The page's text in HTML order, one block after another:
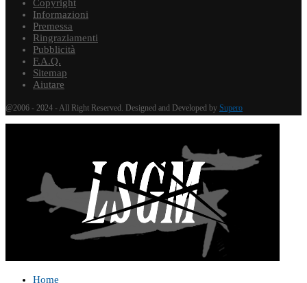
Copyright
Informazioni
Premessa
Ringraziamenti
Pubblicità
F.A.Q.
Sitemap
Aiutare
@2006 - 2024 - All Right Reserved. Designed and Developed by Supero
Home